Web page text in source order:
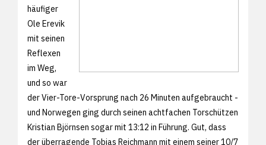
häufiger
Ole Erevik
mit seinen
Reflexen
im Weg,
und so war
der Vier-Tore-Vorsprung nach 26 Minuten aufgebraucht -
und Norwegen ging durch seinen achtfachen Torschützen
Kristian Björnsen sogar mit 13:12 in Führung. Gut, dass
der überragende Tobias Reichmann mit einem seiner 10/7